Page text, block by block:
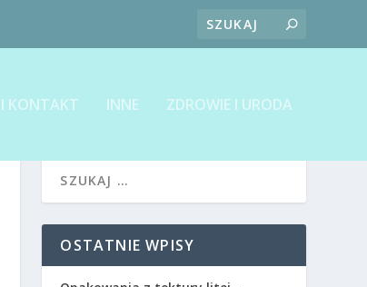
KONTAKT INNE ZDROWIE I URODA
OSTATNIE WPISY